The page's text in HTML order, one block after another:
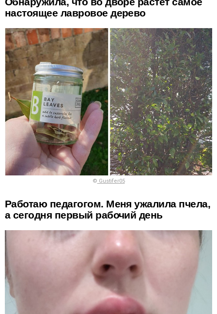
настоящее лавровое дерево
© Gustifer05
Работаю педагогом. Меня ужалила пчела,
а сегодня первый рабочий день